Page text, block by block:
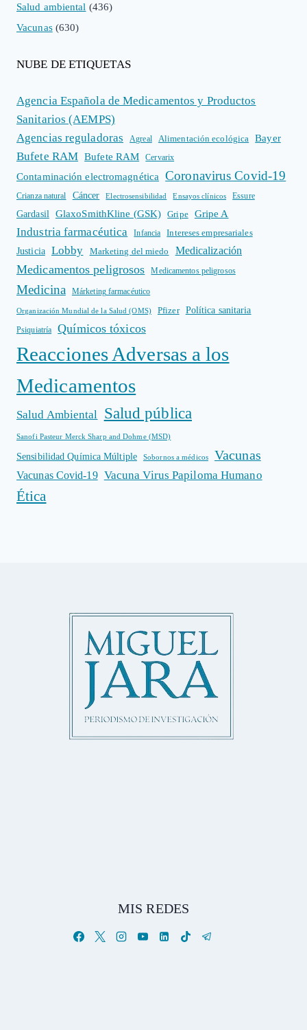
Salud ambiental (436)
Vacunas(630)
NUBE DE ETIQUETAS
Agencia Española de Medicamentos y Productos
Sanitarios (AEMPS)
Agencias reguladoras
Agreal Alimentación ecológica Bayer
Bufete RAM Bufete RAM Cervarix
Contaminación electromagnética Coronavirus Covid-19
Crianza natural Cáncer Electrosensibilidad Ensayos clínicos Essure
Gardasil GlaxoSmithKline (GSK) Gripe Gripe A
Industria farmacéutica Infancia
Intereses empresariales
Justicia
Lobby Marketing del miedo Medicalización
Medicamentos peligrosos Medicamentos peligrosos
Medicina Márketing farmacéutico
Organización Mundial de la Salud (OMS) Pfizer Política sanitaria
Psiquiatría Químicos tóxicos
Reacciones Adversas a los
Medicamentos
Salud Ambiental Salud pública
Sanofi Pasteur Merck Sharp and Dohme (MSD)
Sensibilidad Química Múltiple Sobornos a médicos Vacunas
Vacunas Covid-19 Vacuna Virus Papiloma Humano
Ética
MIS REDES